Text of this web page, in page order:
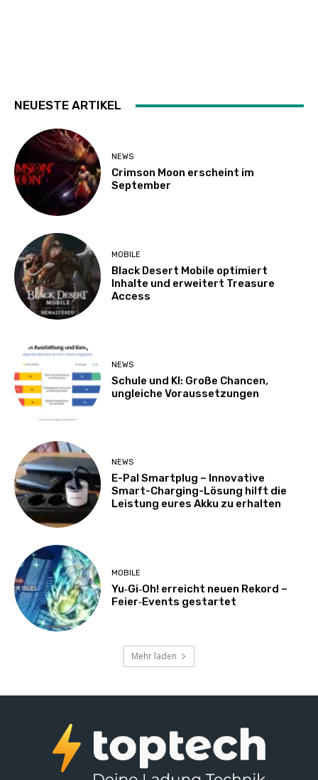
NEUESTE ARTIKEL
NEWS
Crimson Moon erscheint im
September
MOBILE
Black Desert Mobile optimiert
Inhalte und erweitert Treasure
Access
NEWS
Schule und KI: Große Chancen,
ungleiche Voraussetzungen
NEWS
E-Pal Smartplug – Innovative
Smart-Charging-Lösung hilft die
Leistung eures Akku zu erhalten
MOBILE
Yu‑Gi‑Oh! erreicht neuen Rekord –
Feier‑Events gestartet
Mehr laden